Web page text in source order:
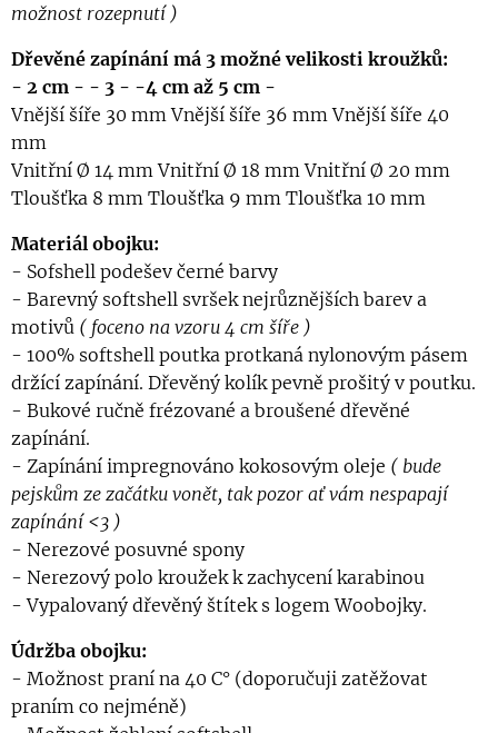
možnost rozepnutí )
Dřevěné zapínání má 3 možné velikosti kroužků:
- 2 cm - - 3 - -4 cm až 5 cm -
Vnější šíře 30 mm Vnější šíře 36 mm Vnější šíře 40
mm
Vnitřní Ø 14 mm Vnitřní Ø 18 mm Vnitřní Ø 20 mm
Tloušťka 8 mm Tloušťka 9 mm Tloušťka 10 mm
Materiál obojku:
- Sofshell podešev černé barvy
- Barevný softshell svršek nejrůznějších barev a
motivů ( foceno na vzoru 4 cm šíře )
- 100% softshell poutka protkaná nylonovým pásem
držící zapínání. Dřevěný kolík pevně prošitý v poutku.
- Bukové ručně frézované a broušené dřevěné
zapínání.
- Zapínání impregnováno kokosovým oleje ( bude
pejskům ze začátku vonět, tak pozor ať vám nespapají
zapínání <3 )
- Nerezové posuvné spony
- Nerezový polo kroužek k zachycení karabinou
- Vypalovaný dřevěný štítek s logem Woobojky.
Údržba obojku:
- Možnost praní na 40 C° (doporučuji zatěžovat
praním co nejméně)